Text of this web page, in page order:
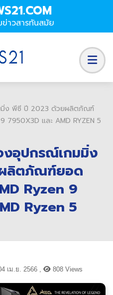
ข่าวสารทันสมัย
มิ่ง พีซี ปี 2023 ด้วยผลิตภัณฑ์
7950X3D และ AMD RYZEN 5
งอุปกรณ์เกมมิ่ง
ลิตภัณฑ์ยอด
Ryzen 9
Ryzen 5
เม.ย. 2566 , 808 Views